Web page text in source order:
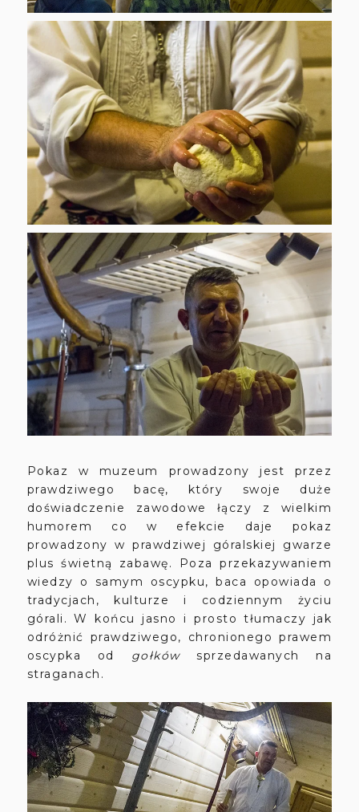
Pokaz w muzeum prowadzony jest przez
prawdziwego bacę, który swoje duże
doświadczenie zawodowe łączy z wielkim
humorem co w efekcie daje pokaz
prowadzony w prawdziwej góralskiej gwarze
plus świetną zabawę. Poza przekazywaniem
wiedzy o samym oscypku, baca opowiada o
tradycjach, kulturze i codziennym życiu
górali. W
końcu jasno i prosto tłumaczy jak
odróżnić prawdziwego, chronionego prawem
oscypka od gołkówsprzedawanych na
straganach.